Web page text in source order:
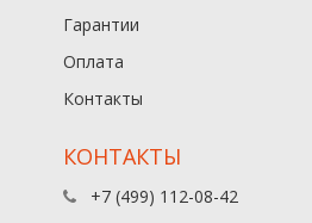
Гарантии
Оплата
Контакты
КОНТАКТЫ
+7 (499) 112-08-42